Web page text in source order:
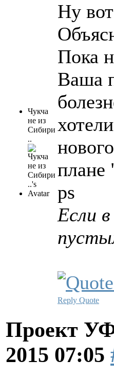
Чукча
не из
Сибири
..
Ну
Пока
Ваша
ps
Если
Reply Quote
Проект
2015 07:05